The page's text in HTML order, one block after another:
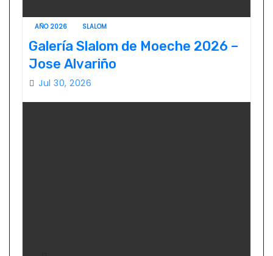
AÑO 2026 SLALOM
Galería Slalom de Moeche 2026 –
Jose Alvariño
Jul 30, 2026